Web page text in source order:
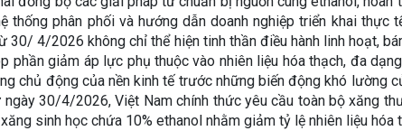
thống phân phối và hướng dẫn doanh nghiệp triển khai thực
30/ 4/2026 không chỉ thể hiện tinh thần điều hành linh hoạt,
phần giảm áp lực phụ thuộc vào nhiên liệu hóa thạch, đa
chủ động của nền kinh tế trước những biến động khó lường
ngày 30/4/2026, Việt Nam chính thức yêu cầu toàn bộ xăng
sinh học chứa 10% ethanol nhằm giảm tỷ lệ nhiên liệu hóa